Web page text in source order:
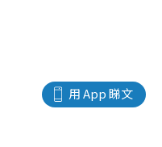
用 App 睇文